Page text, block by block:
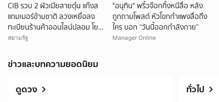
CIB รวบ 2 ผัวเมียสายตุ๋น แก๊งส
แกมเมอร์ข้ามชาติ ลวงเหยื่อลง
ทะเบียนร้านค้าออนไลน์ปลอม โยง
กว่า 600 คดี เสียหายทะลุ 23 ล้าน
สยามรัฐ
"อนุทิน" พริ้วจ๊อกกิ้งหนีสื่อ หลัง
ถูกถามโพสต์ หัวโขกกำแพงสื่อถึง
ใคร บอก “วันนี้ออกกำลังกาย”
Manager Online
ข่าวและบทความยอดนิยม
ดูดวง
ทั่วไป